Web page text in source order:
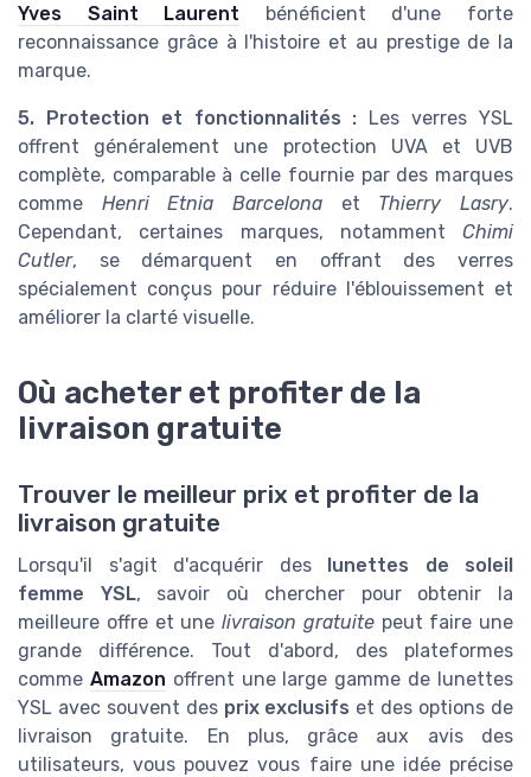
Yves Saint Laurent bénéficient d'une forte
reconnaissance grâce à l'histoire et au prestige de la
marque.
5. Protection et fonctionnalités : Les verres YSL
offrent généralement une protection UVA et UVB
complète, comparable à celle fournie par des marques
comme Henri Etnia Barcelona et Thierry Lasry.
Cependant, certaines marques, notamment Chimi
Cutler, se démarquent en offrant des verres
spécialement conçus pour réduire l'éblouissement et
améliorer la clarté visuelle.
Où acheter et profiter de la
livraison gratuite
Trouver le meilleur prix et profiter de la
livraison gratuite
Lorsqu'il s'agit d'acquérir des lunettes de soleil
femme YSL, savoir où chercher pour obtenir la
meilleure offre et une livraison gratuitepeut faire une
grande différence. Tout d'abord, des plateformes
comme Amazon offrent une large gamme de lunettes
YSL avec souvent des prix exclusifs et des options de
livraison gratuite. En plus, grâce aux avis des
utilisateurs, vous pouvez vous faire une idée précise